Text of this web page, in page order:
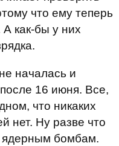
что ему теперь
А как-бы у них
началась и
16 июня. Все,
что никаких
нет. Ну разве что
ядерным бомбам.